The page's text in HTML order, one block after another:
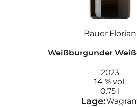
Bauer Florian
Weißburgunder
2023
14 % vol.
0.75 l
Lage: